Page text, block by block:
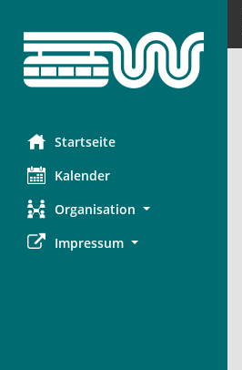
Startseite
Kalender
Organisation
Impressum